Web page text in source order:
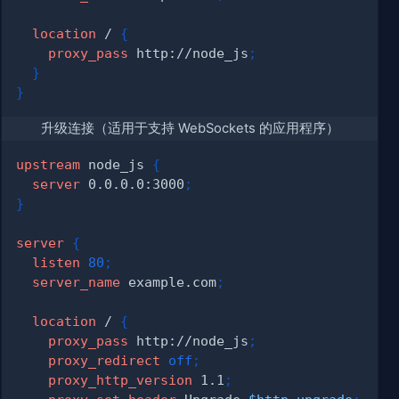
location /
{
proxy_pass http://node_js ;
}
}
升级连接（适用于支持 WebSockets 的应用程序）
upstream node_js
{
server 0.0.0.0:3000 ;
}
server {
listen
80 ;
server_name example.com;
location /
{
proxy_pass http://node_js ;
proxy_redirect
off ;
proxy_http_version 1.1 ;